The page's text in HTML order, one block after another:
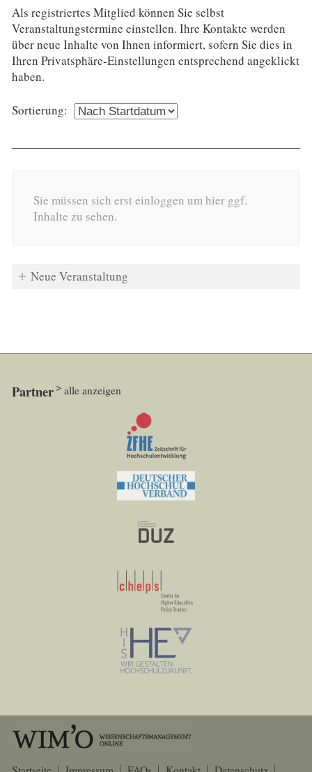
Als registriertes Mitglied können Sie selbst
Veranstaltungstermine einstellen. Ihre Kontakte werden
über neue Inhalte von Ihnen informiert, sofern Sie dies in
Ihren Privatsphäre-Einstellungen entsprechend angeklickt
haben.
Sortierung:
Sie müssen sich erst einloggen um hier ggf.
Inhalte zu sehen.
Neue Veranstaltung
Partner alle anzeigen